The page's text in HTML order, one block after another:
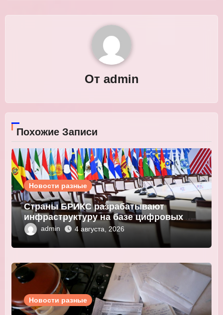
От admin
Похожие Записи
Новости разные
Страны БРИКС разрабатывают
инфраструктуру на базе цифровых
валют центробанков
admin 4 августа, 2026
Новости разные